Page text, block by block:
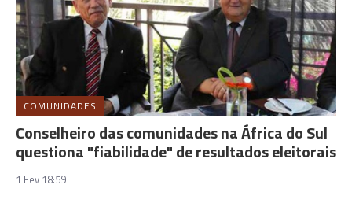
COMUNIDADES
Conselheiro das comunidades na África do Sul
questiona "fiabilidade" de resultados eleitorais
1 Fev 18:59